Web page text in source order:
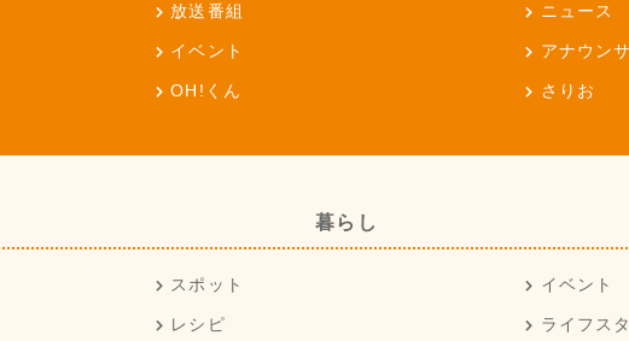
放送番組 ニュース
イベント アナウン
OH!くん さりお
暮らし
スポット イベント
レシピ ライフス